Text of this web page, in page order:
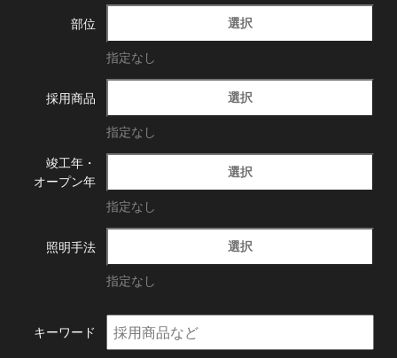
部位 選択
指定なし
採用商品 選択
指定なし
竣工年・
オープン年
選択
指定なし
照明手法 選択
指定なし
キーワード